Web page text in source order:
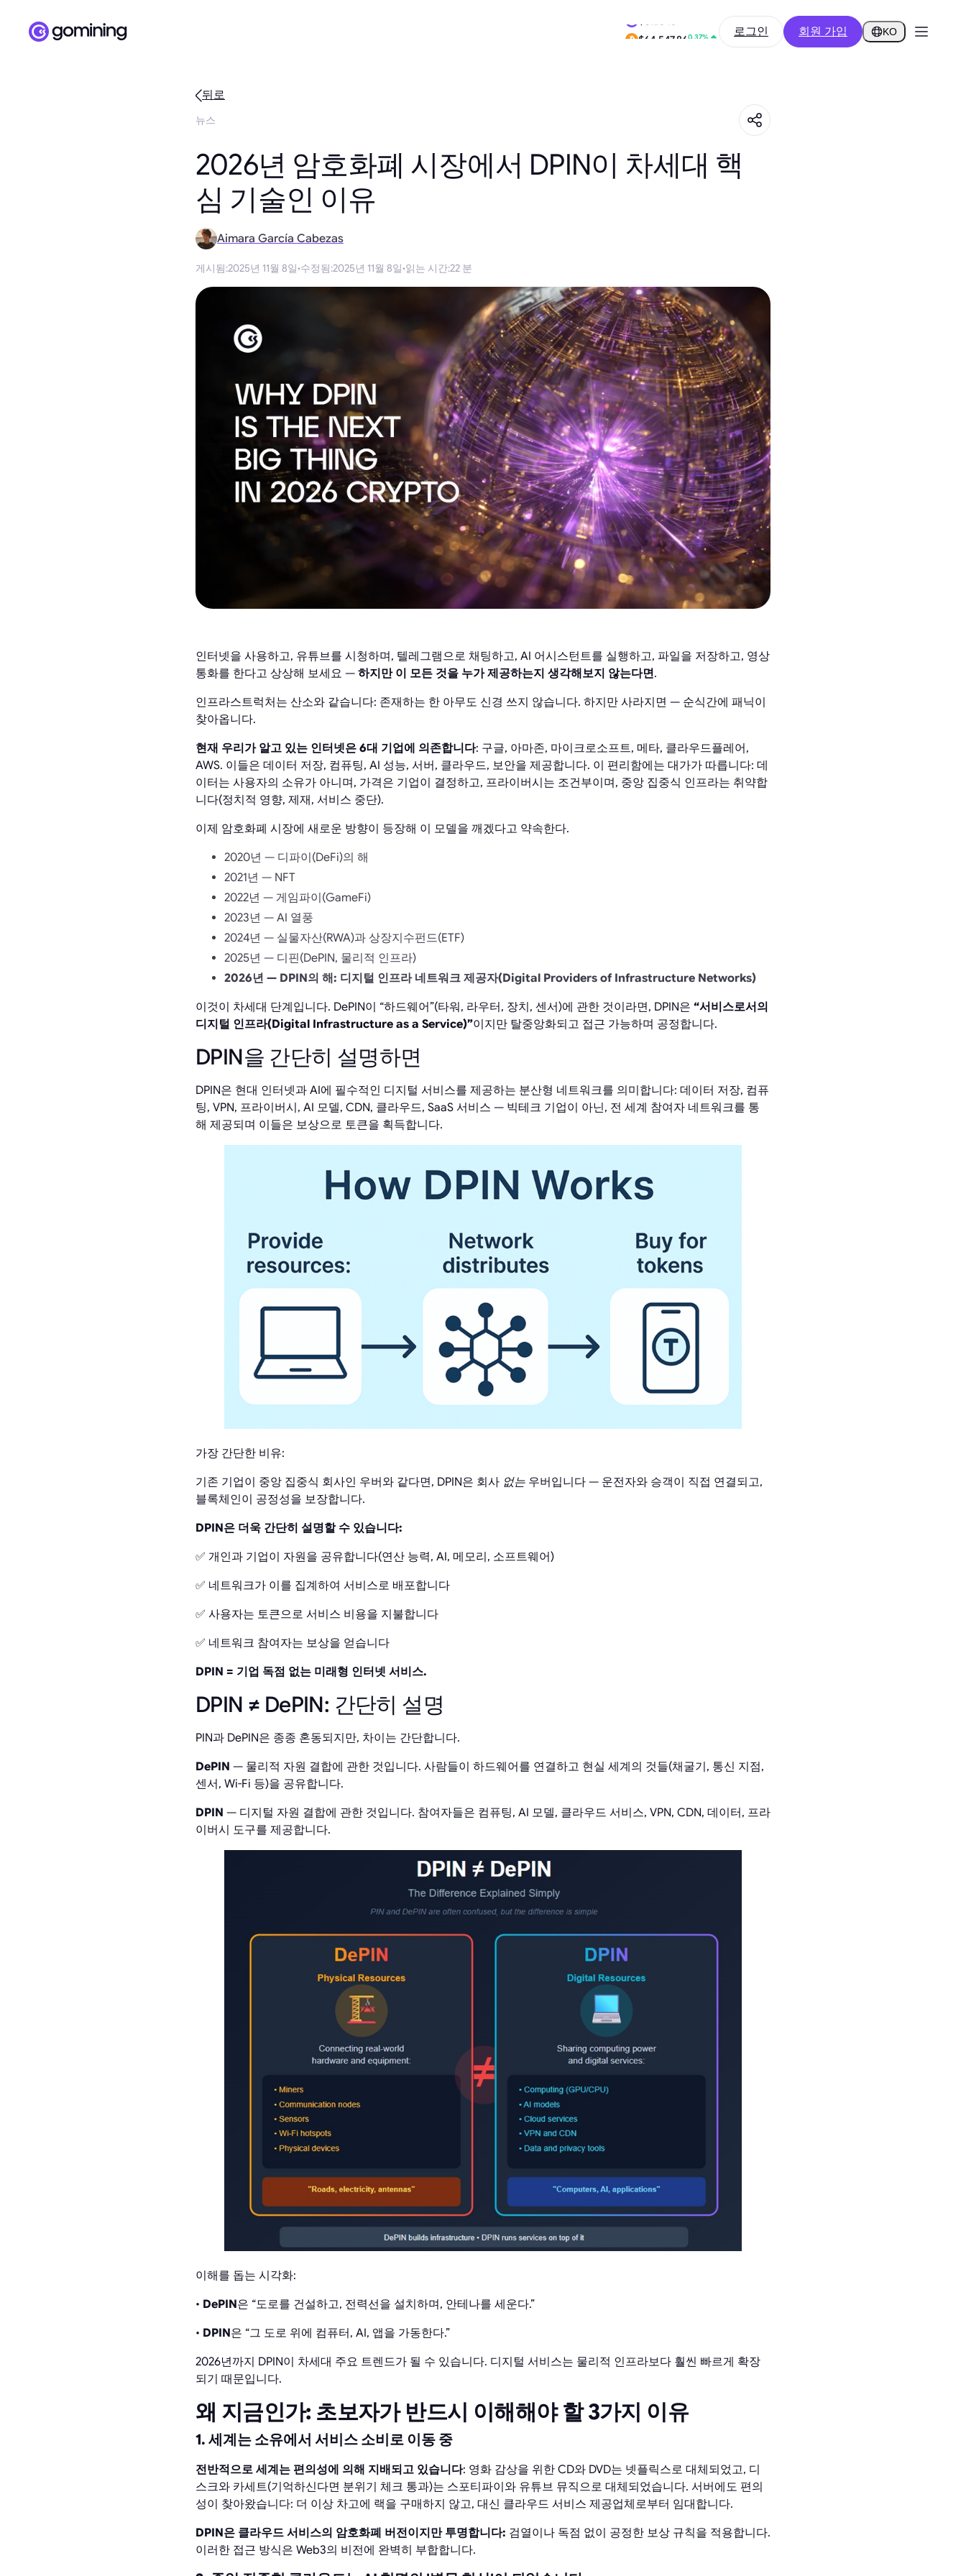
$0.2848 로그인 회원 가입 KO
뒤로
뉴스
2026년 암호화폐 시장에서 DPIN이 차세대 핵
심 기술인 이유
Aimara García Cabezas
게시됨:2025년 11월 8일·수정됨:2025년 11월 8일·읽는 시간:22 분
인터넷을 사용하고, 유튜브를 시청하며, 텔레그램으로 채팅하고, AI 어시스턴트를 실행하고, 파일을 저장하고, 영상
통화를 한다고 상상해 보세요 — 하지만 이 모든 것을 누가 제공하는지 생각해보지 않는다면.
인프라스트럭처는 산소와 같습니다: 존재하는 한 아무도 신경 쓰지 않습니다. 하지만 사라지면 — 순식간에 패닉이
찾아옵니다.
현재 우리가 알고 있는 인터넷은 6대 기업에 의존합니다: 구글, 아마존, 마이크로소프트, 메타, 클라우드플레어,
AWS. 이들은 데이터 저장, 컴퓨팅, AI 성능, 서버, 클라우드, 보안을 제공합니다. 이 편리함에는 대가가 따릅니다: 데
이터는 사용자의 소유가 아니며, 가격은 기업이 결정하고, 프라이버시는 조건부이며, 중앙 집중식 인프라는 취약합
니다(정치적 영향, 제재, 서비스 중단).
이제 암호화폐 시장에 새로운 방향이 등장해 이 모델을 깨겠다고 약속한다.
2020년 — 디파이(DeFi)의 해
2021년 — NFT
2022년 — 게임파이(GameFi)
2023년 — AI 열풍
2024년 — 실물자산(RWA)과 상장지수펀드(ETF)
2025년 — 디핀(DePIN, 물리적 인프라)
2026년 — DPIN의 해: 디지털 인프라 네트워크 제공자(Digital Providers of Infrastructure Networks)
이것이 차세대 단계입니다. DePIN이 “하드웨어”(타워, 라우터, 장치, 센서)에 관한 것이라면, DPIN은 “서비스로서의
디지털 인프라(Digital Infrastructure as a Service)”이지만 탈중앙화되고 접근 가능하며 공정합니다.
DPIN을 간단히 설명하면
DPIN은 현대 인터넷과 AI에 필수적인 디지털 서비스를 제공하는 분산형 네트워크를 의미합니다: 데이터 저장, 컴퓨
팅, VPN, 프라이버시, AI 모델, CDN, 클라우드, SaaS 서비스 — 빅테크 기업이 아닌, 전 세계 참여자 네트워크를 통
해 제공되며 이들은 보상으로 토큰을 획득합니다.
가장 간단한 비유:
기존 기업이 중앙 집중식 회사인 우버와 같다면, DPIN은 회사 없는 우버입니다 — 운전자와 승객이 직접 연결되고,
블록체인이 공정성을 보장합니다.
DPIN은 더욱 간단히 설명할 수 있습니다:
✅ 개인과 기업이 자원을 공유합니다(연산 능력, AI, 메모리, 소프트웨어)
✅ 네트워크가 이를 집계하여 서비스로 배포합니다
✅ 사용자는 토큰으로 서비스 비용을 지불합니다
✅ 네트워크 참여자는 보상을 얻습니다
DPIN = 기업 독점 없는 미래형 인터넷 서비스.
DPIN ≠ DePIN: 간단히 설명
PIN과 DePIN은 종종 혼동되지만, 차이는 간단합니다.
DePIN — 물리적 자원 결합에 관한 것입니다. 사람들이 하드웨어를 연결하고 현실 세계의 것들(채굴기, 통신 지점,
센서, Wi-Fi 등)을 공유합니다.
DPIN — 디지털 자원 결합에 관한 것입니다. 참여자들은 컴퓨팅, AI 모델, 클라우드 서비스, VPN, CDN, 데이터, 프라
이버시 도구를 제공합니다.
이해를 돕는 시각화:
• DePIN은 “도로를 건설하고, 전력선을 설치하며, 안테나를 세운다.”
• DPIN은 “그 도로 위에 컴퓨터, AI, 앱을 가동한다.”
2026년까지 DPIN이 차세대 주요 트렌드가 될 수 있습니다. 디지털 서비스는 물리적 인프라보다 훨씬 빠르게 확장
되기 때문입니다.
왜 지금인가: 초보자가 반드시 이해해야 할 3가지 이유
1. 세계는 소유에서 서비스 소비로 이동 중
전반적으로 세계는 편의성에 의해 지배되고 있습니다: 영화 감상을 위한 CD와 DVD는 넷플릭스로 대체되었고, 디
스크와 카세트(기억하신다면 분위기 체크 통과)는 스포티파이와 유튜브 뮤직으로 대체되었습니다. 서버에도 편의
성이 찾아왔습니다: 더 이상 차고에 랙을 구매하지 않고, 대신 클라우드 서비스 제공업체로부터 임대합니다.
DPIN은 클라우드 서비스의 암호화폐 버전이지만 투명합니다: 검열이나 독점 없이 공정한 보상 규칙을 적용합니다.
이러한 접근 방식은 Web3의 비전에 완벽히 부합합니다.